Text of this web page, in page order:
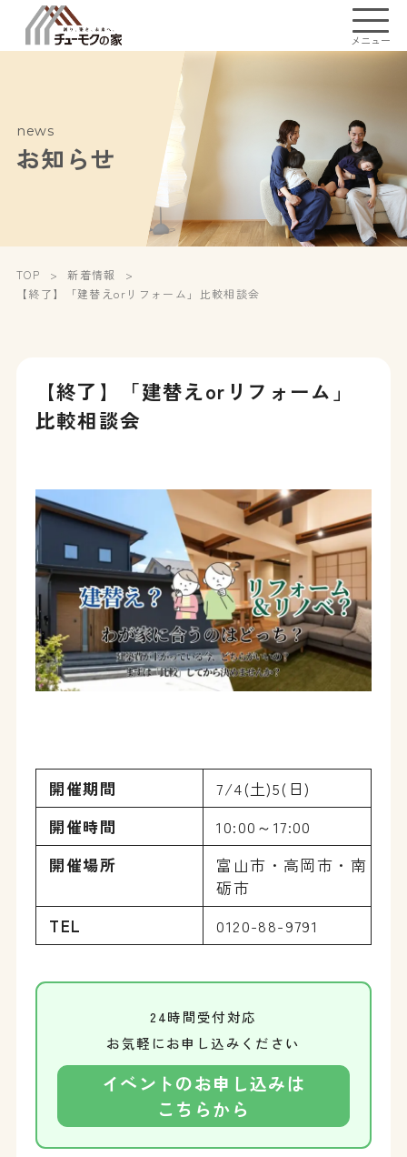
メニュー
news
お知らせ
TOP
新着情報
【終了】「建替えorリフォーム」比較相談会
【終了】「建替えorリフォーム」
比較相談会
開催期間
7/4(土)5(日)
開催時間
10:00～17:00
開催場所
富山市・高岡市・南
砺市
TEL
0120-88-9791
24時間受付対応
お気軽にお申し込みください
イベントのお申し込みは
こちらから